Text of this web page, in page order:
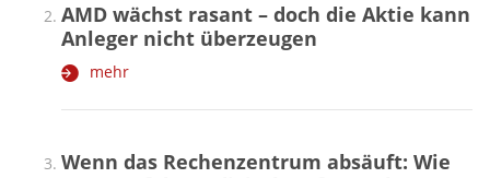
AMD wächst rasant – doch die Aktie kann
Anleger nicht überzeugen
mehr
Wenn das Rechenzentrum absäuft: Wie